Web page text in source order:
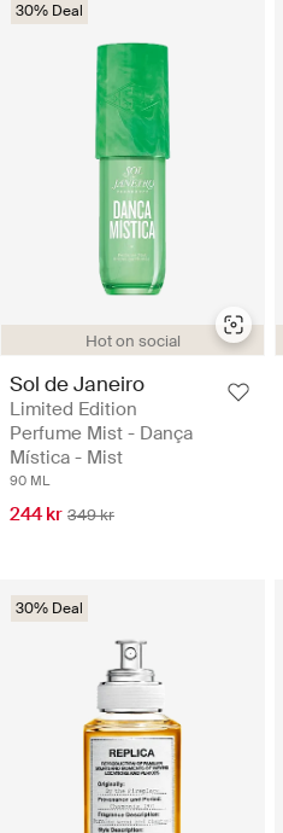
Hot on social
30% Deal
Sol de Janeiro
Limited Edition
Perfume Mist - Dança
Mística - Mist
90 ML
244 kr 349 kr
30% Deal